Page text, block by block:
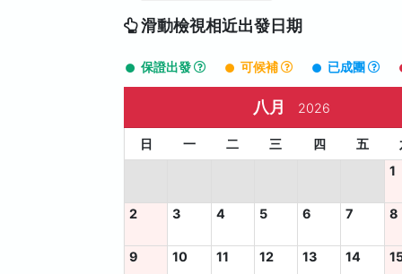
滑動檢視相近出發日期
保證出發 可候補 已成團
八月 2026
日 一 二 三 四 五
1
2 3 4 5 6 7 8
9 10 11 12 13 14